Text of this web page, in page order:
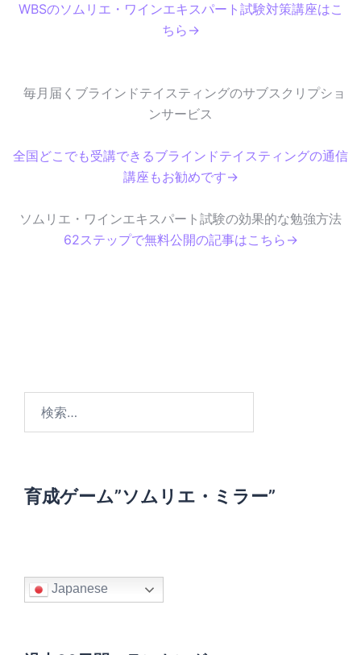
WBSのソムリエ・ワインエキスパート試験対策講座はこ
ちら→
毎月届くブラインドテイスティングのサブスクリプショ
ンサービス
全国どこでも受講できるブラインドテイスティングの通信
講座もお勧めです→
ソムリエ・ワインエキスパート試験の効果的な勉強方法
62ステップで無料公開の記事はこちら→
育成ゲーム”ソムリエ・ミラー”
Japanese